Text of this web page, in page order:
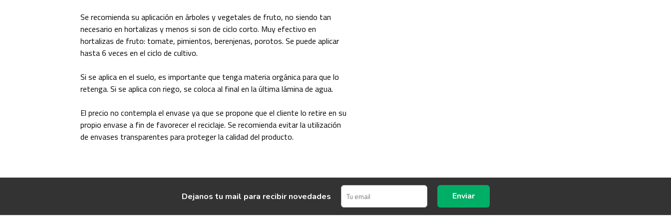
Se recomienda su aplicación en árboles y vegetales de fruto, no siendo tan
necesario en hortalizas y menos si son de ciclo corto. Muy efectivo en
hortalizas de fruto: tomate, pimientos, berenjenas, porotos. Se puede aplicar
hasta 6 veces en el ciclo de cultivo.
Si se aplica en el suelo, es importante que tenga materia orgánica para que lo
retenga. Si se aplica con riego, se coloca al final en la última lámina de agua.
El precio no contempla el envase ya que se propone que el cliente lo retire en su
propio envase a fin de favorecer el reciclaje. Se recomienda evitar la utilización
de envases transparentes para proteger la calidad del producto.
Dejanos tu mail para recibir novedades Enviar